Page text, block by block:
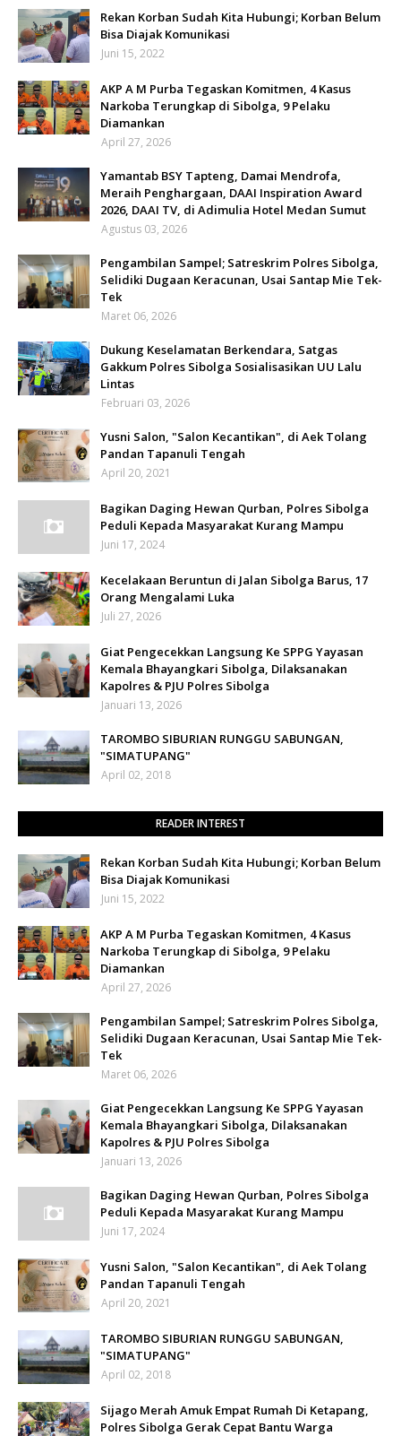
Rekan Korban Sudah Kita Hubungi; Korban Belum
Bisa Diajak Komunikasi
Juni 15, 2022
AKP A M Purba Tegaskan Komitmen, 4 Kasus
Narkoba Terungkap di Sibolga, 9 Pelaku
Diamankan
April 27, 2026
Yamantab BSY Tapteng, Damai Mendrofa,
Meraih Penghargaan, DAAI Inspiration Award
2026, DAAI TV, di Adimulia Hotel Medan Sumut
Agustus 03, 2026
Pengambilan Sampel; Satreskrim Polres Sibolga,
Selidiki Dugaan Keracunan, Usai Santap Mie Tek-
Tek
Maret 06, 2026
Dukung Keselamatan Berkendara, Satgas
Gakkum Polres Sibolga Sosialisasikan UU Lalu
Lintas
Februari 03, 2026
Yusni Salon, "Salon Kecantikan", di Aek Tolang
Pandan Tapanuli Tengah
April 20, 2021
Bagikan Daging Hewan Qurban, Polres Sibolga
Peduli Kepada Masyarakat Kurang Mampu
Juni 17, 2024
Kecelakaan Beruntun di Jalan Sibolga Barus, 17
Orang Mengalami Luka
Juli 27, 2026
Giat Pengecekkan Langsung Ke SPPG Yayasan
Kemala Bhayangkari Sibolga, Dilaksanakan
Kapolres & PJU Polres Sibolga
Januari 13, 2026
TAROMBO SIBURIAN RUNGGU SABUNGAN,
"SIMATUPANG"
April 02, 2018
READER INTEREST
Rekan Korban Sudah Kita Hubungi; Korban Belum
Bisa Diajak Komunikasi
Juni 15, 2022
AKP A M Purba Tegaskan Komitmen, 4 Kasus
Narkoba Terungkap di Sibolga, 9 Pelaku
Diamankan
April 27, 2026
Pengambilan Sampel; Satreskrim Polres Sibolga,
Selidiki Dugaan Keracunan, Usai Santap Mie Tek-
Tek
Maret 06, 2026
Giat Pengecekkan Langsung Ke SPPG Yayasan
Kemala Bhayangkari Sibolga, Dilaksanakan
Kapolres & PJU Polres Sibolga
Januari 13, 2026
Bagikan Daging Hewan Qurban, Polres Sibolga
Peduli Kepada Masyarakat Kurang Mampu
Juni 17, 2024
Yusni Salon, "Salon Kecantikan", di Aek Tolang
Pandan Tapanuli Tengah
April 20, 2021
TAROMBO SIBURIAN RUNGGU SABUNGAN,
"SIMATUPANG"
April 02, 2018
Sijago Merah Amuk Empat Rumah Di Ketapang,
Polres Sibolga Gerak Cepat Bantu Warga